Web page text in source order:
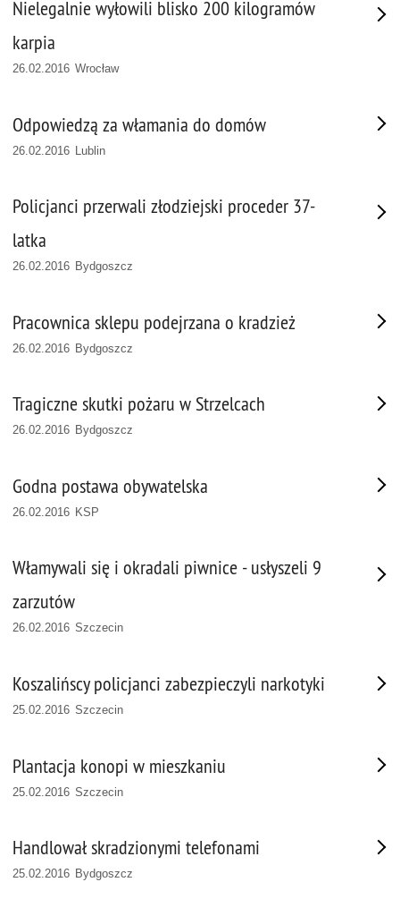
Nielegalnie wyłowili blisko 200 kilogramów
karpia
26.02.2016 Wrocław
Odpowiedzą za włamania do domów
26.02.2016 Lublin
Policjanci przerwali złodziejski proceder 37-
latka
26.02.2016 Bydgoszcz
Pracownica sklepu podejrzana o kradzież
26.02.2016 Bydgoszcz
Tragiczne skutki pożaru w Strzelcach
26.02.2016 Bydgoszcz
Godna postawa obywatelska
26.02.2016 KSP
Włamywali się i okradali piwnice - usłyszeli 9
zarzutów
26.02.2016 Szczecin
Koszalińscy policjanci zabezpieczyli narkotyki
25.02.2016 Szczecin
Plantacja konopi w mieszkaniu
25.02.2016 Szczecin
Handlował skradzionymi telefonami
25.02.2016 Bydgoszcz